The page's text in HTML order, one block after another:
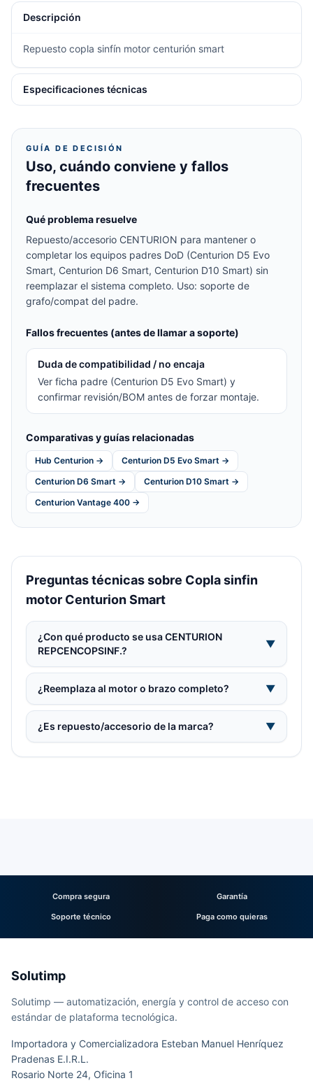
Descripción
Repuesto copla sinfín motor centurión smart
Especificaciones técnicas
GUÍA DE DECISIÓN
Uso, cuándo conviene y fallos
frecuentes
Qué problema resuelve
Repuesto/accesorio CENTURION para mantener o
completar los equipos padres DoD (Centurion D5 Evo
Smart, Centurion D6 Smart, Centurion D10 Smart) sin
reemplazar el sistema completo. Uso: soporte de
grafo/compat del padre.
Fallos frecuentes (antes de llamar a soporte)
Duda de compatibilidad / no encaja
Ver ficha padre (Centurion D5 Evo Smart) y
confirmar revisión/BOM antes de forzar montaje.
Comparativas y guías relacionadas
Hub Centurion →
Centurion D5 Evo Smart →
Centurion D6 Smart →
Centurion D10 Smart →
Centurion Vantage 400 →
Preguntas técnicas sobre Copla sinfin
motor Centurion Smart
¿Con qué producto se usa CENTURION
REPCENCOPSINF.?
▼
¿Reemplaza al motor o brazo completo? ▼
¿Es repuesto/accesorio de la marca? ▼
Compra segura Garantía
Soporte técnico Paga como quieras
Solutimp
Solutimp — automatización, energía y control de acceso con
estándar de plataforma tecnológica.
Importadora y Comercializadora Esteban Manuel Henríquez
Pradenas E.I.R.L.
Rosario Norte 24, Oficina 1